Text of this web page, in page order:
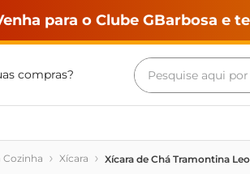
para o Clube GBarbosa e
compras?
Pesquise aqui
Cozinha Xícara Xícara de Chá Tramontina
Termos mais
maquina lavar